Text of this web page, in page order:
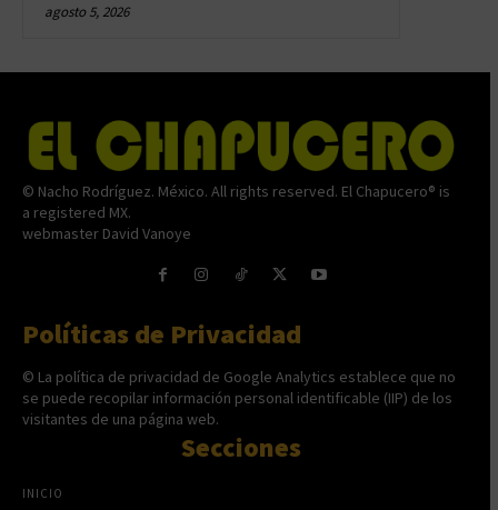
agosto 5, 2026
© Nacho Rodríguez. México. All rights reserved. El Chapucero® is
a registered MX.
webmaster David Vanoye
Políticas de Privacidad
© La política de privacidad de Google Analytics establece que no
se puede recopilar información personal identificable (IIP) de los
visitantes de una página web.
Secciones
INICIO